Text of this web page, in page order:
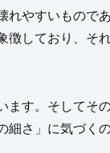
れやすいもので
徴しており、そ
ます。そしてそ
さ」に気づくの